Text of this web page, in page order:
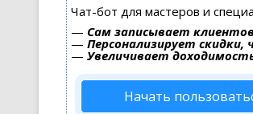
Чат-бот для мастеров и
— Сам записывает
— Персонализирует
— Увеличивает
Начать